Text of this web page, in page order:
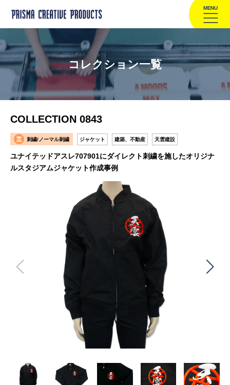
MENU
コレクション一覧
COLLECTION 0843
刺繍/ノーマル刺繍 ジャケット 建築、不動産 天雲建設
ユナイテッドアスレ707901にダイレクト刺繍を施したオリジナ
ルスタジアムジャケット作成事例